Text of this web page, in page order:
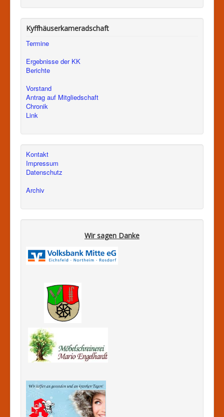
Kyffhäuserkameradschaft
Termine
Ergebnisse der KK
Berichte
Vorstand
Antrag auf Mitgliedschaft
Chronik
Link
Kontakt
Impressum
Datenschutz
Archiv
Wir sagen Danke